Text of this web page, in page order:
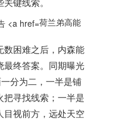
荷兰弟高能
困难之后，内森能
最终答案。同期曝光
分为二，一半是铺
寻找线索；一半是
目视前方，远处天空